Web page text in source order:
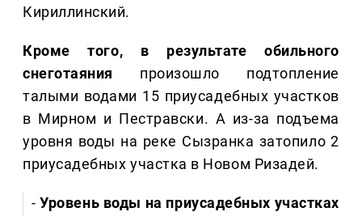
Кириллинский.
Кроме того, в результате обильного
снеготаяния произошло подтопление
талыми водами 15 приусадебных участков
в Мирном и Пестравски. А из-за подъема
уровня воды на реке Сызранка затопило 2
приусадебных участка в Новом Ризадей.
-Уровень воды на приусадебных участках